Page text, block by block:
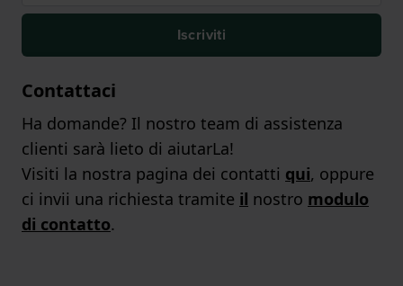
Iscriviti
Contattaci
Ha domande? Il nostro team di assistenza
clienti sarà lieto di aiutarLa!
Visiti la nostra pagina dei contatti qui, oppure
ci invii una richiesta tramite il nostro modulo
di contatto.